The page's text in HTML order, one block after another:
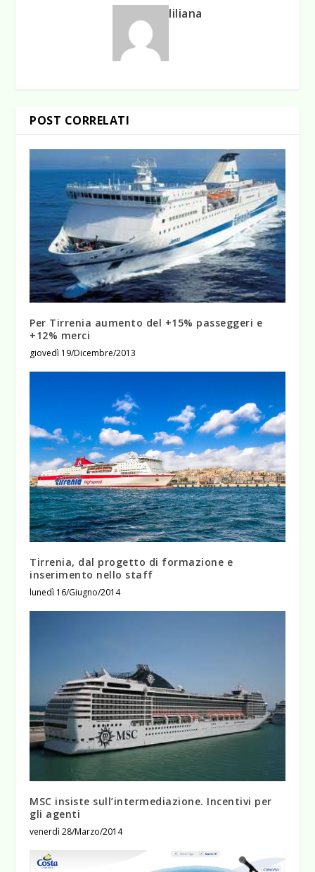
liliana
POST CORRELATI
Per Tirrenia aumento del +15% passeggeri e
+12% merci
giovedì 19/Dicembre/2013
Tirrenia, dal progetto di formazione e
inserimento nello staff
lunedì 16/Giugno/2014
MSC insiste sull’intermediazione. Incentivi per
gli agenti
venerdì 28/Marzo/2014